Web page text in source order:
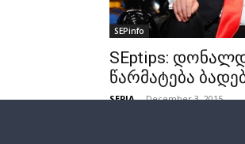
SEPinfo
SEptips:
წარმატება
SEPIA - December 3, 2015